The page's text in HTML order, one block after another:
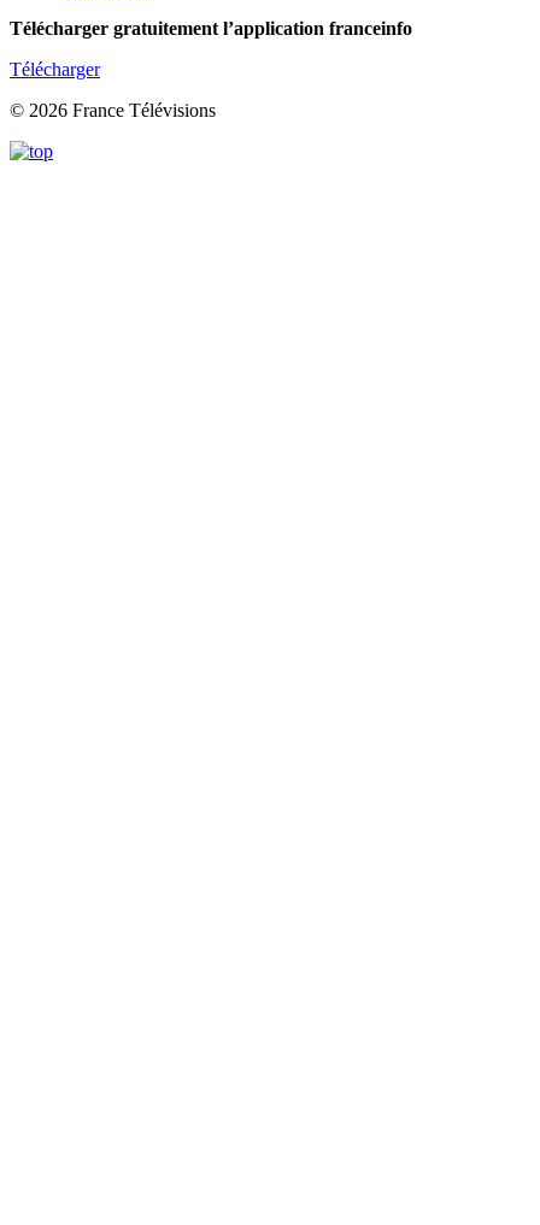
Télécharger gratuitement l’application franceinfo
Télécharger
© 2026 France Télévisions